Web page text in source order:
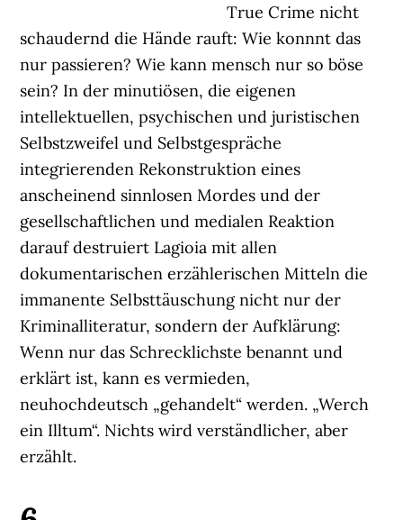
True Crime nicht
schaudernd die Hände rauft: Wie konnnt das
nur passieren? Wie kann mensch nur so böse
sein? In der minutiösen, die eigenen
intellektuellen, psychischen und juristischen
Selbstzweifel und Selbstgespräche
integrierenden Rekonstruktion eines
anscheinend sinnlosen Mordes und der
gesellschaftlichen und medialen Reaktion
darauf destruiert Lagioia mit allen
dokumentarischen erzählerischen Mitteln die
immanente Selbsttäuschung nicht nur der
Kriminalliteratur, sondern der Aufklärung:
Wenn nur das Schrecklichste benannt und
erklärt ist, kann es vermieden,
neuhochdeutsch „gehandelt“ werden. „Werch
ein Illtum“. Nichts wird verständlicher, aber
erzählt.